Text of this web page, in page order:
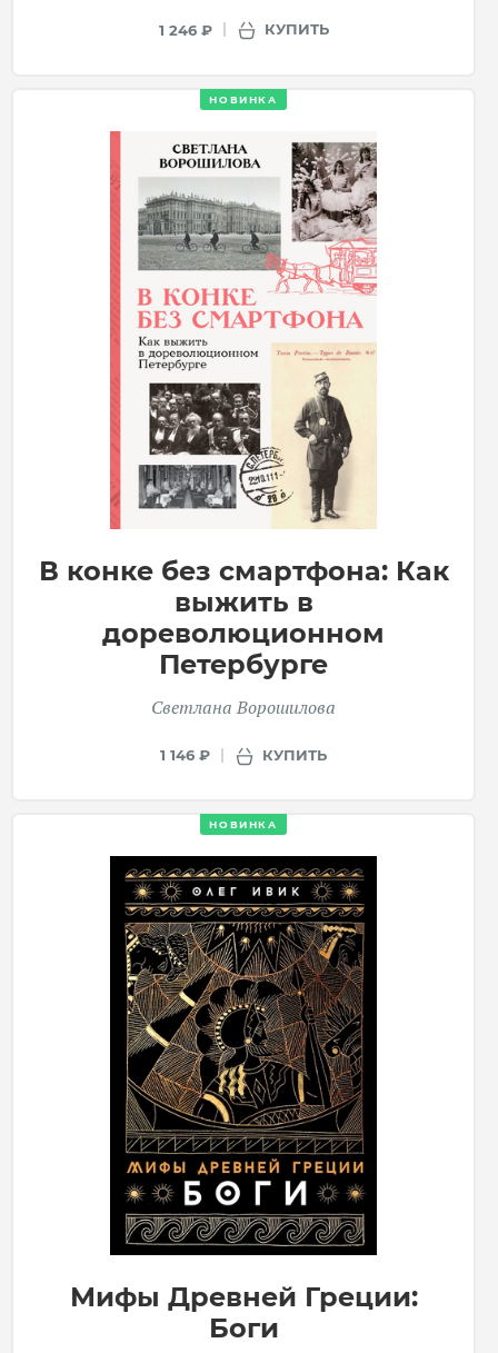
1 246 ₽ КУПИТЬ
НОВИНКА
В конке без смартфона: Как
выжить в
дореволюционном
Петербурге
Светлана Ворошилова
1 146 ₽ КУПИТЬ
НОВИНКА
Мифы Древней Греции:
Боги